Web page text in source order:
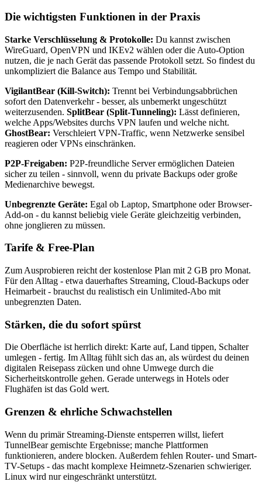
Die wichtigsten Funktionen in der Praxis
Starke Verschlüsselung & Protokolle: Du kannst zwischen
WireGuard, OpenVPN und IKEv2 wählen oder die Auto-Option
nutzen, die je nach Gerät das passende Protokoll setzt. So findest du
unkompliziert die Balance aus Tempo und Stabilität.
VigilantBear (Kill-Switch): Trennt bei Verbindungsabbrüchen
sofort den Datenverkehr - besser, als unbemerkt ungeschützt
weiterzusenden. SplitBear (Split-Tunneling): Lässt definieren,
welche Apps/Websites durchs VPN laufen und welche nicht.
GhostBear: Verschleiert VPN-Traffic, wenn Netzwerke sensibel
reagieren oder VPNs einschränken.
P2P-Freigaben: P2P-freundliche Server ermöglichen Dateien
sicher zu teilen - sinnvoll, wenn du private Backups oder große
Medienarchive bewegst.
Unbegrenzte Geräte: Egal ob Laptop, Smartphone oder Browser-
Add-on - du kannst beliebig viele Geräte gleichzeitig verbinden,
ohne jonglieren zu müssen.
Tarife & Free-Plan
Zum Ausprobieren reicht der kostenlose Plan mit 2 GB pro Monat.
Für den Alltag - etwa dauerhaftes Streaming, Cloud-Backups oder
Heimarbeit - brauchst du realistisch ein Unlimited-Abo mit
unbegrenzten Daten.
Stärken, die du sofort spürst
Die Oberfläche ist herrlich direkt: Karte auf, Land tippen, Schalter
umlegen - fertig. Im Alltag fühlt sich das an, als würdest du deinen
digitalen Reisepass zücken und ohne Umwege durch die
Sicherheitskontrolle gehen. Gerade unterwegs in Hotels oder
Flughäfen ist das Gold wert.
Grenzen & ehrliche Schwachstellen
Wenn du primär Streaming-Dienste entsperren willst, liefert
TunnelBear gemischte Ergebnisse; manche Plattformen
funktionieren, andere blocken. Außerdem fehlen Router- und Smart-
TV-Setups - das macht komplexe Heimnetz-Szenarien schwieriger.
Linux wird nur eingeschränkt unterstützt.